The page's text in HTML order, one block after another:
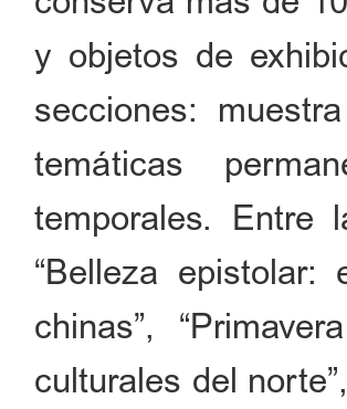
y objetos de
secciones:
temáticas
temporales. Entre
“Belleza epistolar:
chinas”,
culturales del